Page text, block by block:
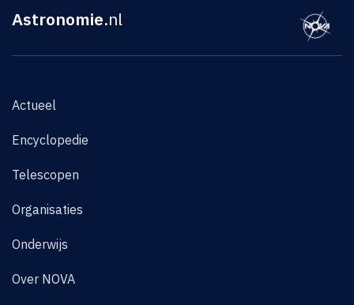
Astronomie.nl
Actueel
Encyclopedie
Telescopen
Organisaties
Onderwijs
Over NOVA